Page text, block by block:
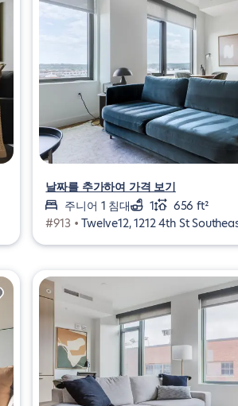
날짜를 추가하여 가격 보기
주니어 1 침대
1
656 ft²
#913 •Twelve12, 1212 4th St